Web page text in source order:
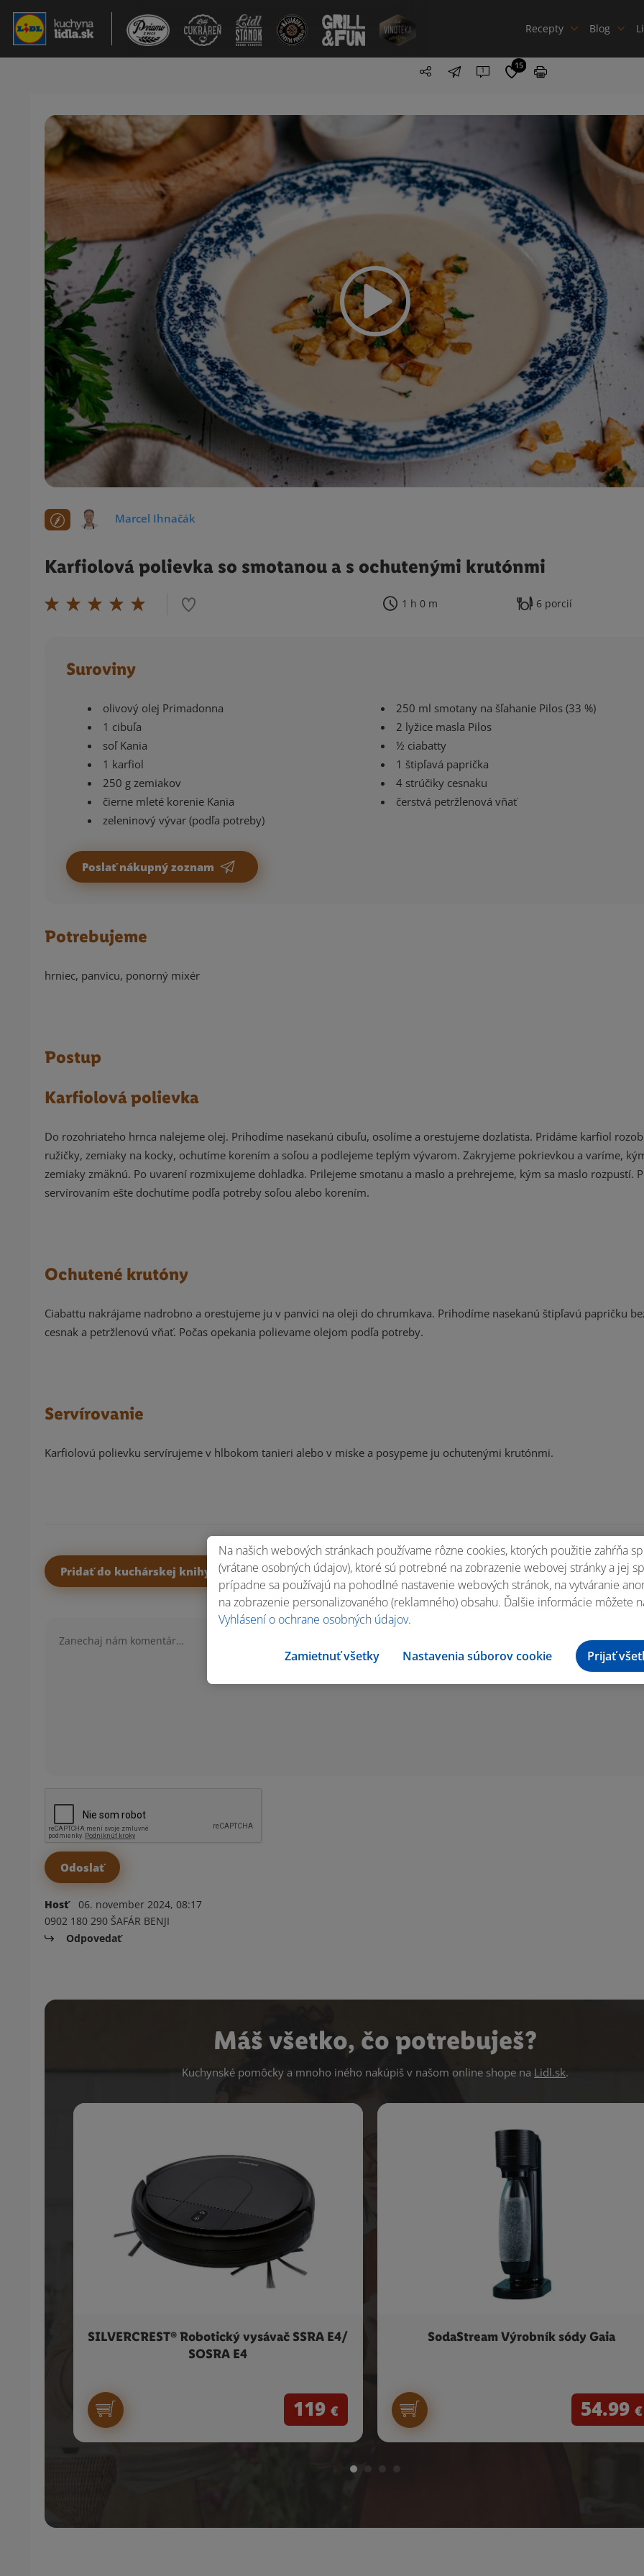
Recepty Blog
1 15
Marcel Ihnačák
Karfiolová polievka so smotanou a s ochutenými krutónmi
1 h 0 m 6 porcií
Suroviny
olivový olej Primadonna
1 cibuľa
soľ Kania
1 karfiol
250 g zemiakov
čierne mleté korenie Kania
zeleninový vývar (podľa potreby)
250 ml smotany na šľahanie Pilos (33 %)
2 lyžice masla Pilos
½ ciabatty
1 štipľavá paprička
4 strúčiky cesnaku
čerstvá petržlenová vňať
Poslať nákupný zoznam
Potrebujeme
hrniec, panvicu, ponorný mixér
Postup
Karfiolová polievka
Do rozohriateho hrnca nalejeme olej. Prihodíme nasekanú cibuľu, osolíme a orestujeme dozlatista. Pridáme karfiol
ružičky, zemiaky na kocky, ochutíme korením a soľou a podlejeme teplým vývarom. Zakryjeme pokrievkou a varíme,
zemiaky zmäknú. Po uvarení rozmixujeme dohladka. Prilejeme smotanu a maslo a prehrejeme, kým sa maslo rozpustí.
servírovaním ešte dochutíme podľa potreby soľou alebo korením.
Ochutené krutóny
Ciabattu nakrájame nadrobno a orestujeme ju v panvici na oleji do chrumkava. Prihodíme nasekanú štipľavú papričku
cesnak a petržlenovú vňať. Počas opekania polievame olejom podľa potreby.
Servírovanie
Karfiolovú polievku servírujeme v hlbokom tanieri alebo v miske a posypeme ju ochutenými krutónmi.
Pridať do kuchárskej knihy Ohodnotiť recept
Hosť
06. november 2024, 08:17
0902 180 290 ŠAFÁR BENJI
Odpovedať
Máš všetko, čo potrebuješ?
Kuchynské pomôcky a mnoho iného nakúpiš v našom online shope na Lidl.sk.
SILVERCREST® Robotický vysávač SSRA E4/
SOSRA E4
119 €
SodaStream Výrobník sódy Gaia
54.99 €
Na našich webových stránkach používame rôzne cookies, ktorých použitie zahŕňa
(vrátane osobných údajov), ktoré sú potrebné na zobrazenie webovej stránky a jej
prípadne sa používajú na pohodlné nastavenie webových stránok, na vytváranie
na zobrazenie personalizovaného (reklamného) obsahu. Ďalšie informácie môžete
Vyhlásení o ochrane osobných údajov.
Zamietnuť všetky Nastavenia súborov cookie Prijať